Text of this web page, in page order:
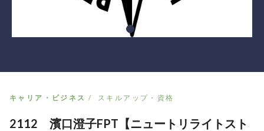
キャリア・ビジネス スキルアップ・資格
2112 濱口澄子FPT【ニュートリライトスト